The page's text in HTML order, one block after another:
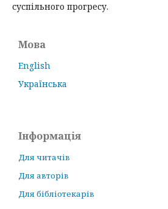
суспільного прогресу.
Мова
English
Українська
Інформація
Для читачів
Для авторів
Для бібліотекарів